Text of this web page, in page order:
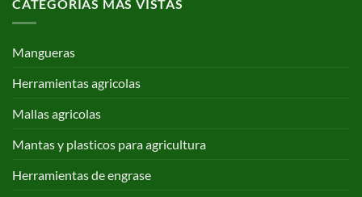
CATEGORÍAS MAS VISTAS
Mangueras
Herramientas agricolas
Mallas agricolas
Mantas y plasticos para agricultura
Herramientas de engrase